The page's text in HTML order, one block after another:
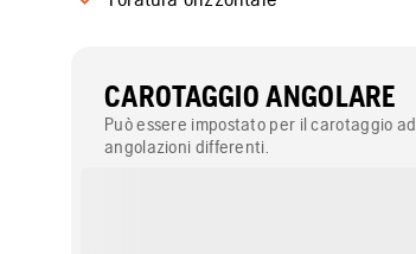
CAROTAGGIO ANGOLARE
Può essere impostato per il carotaggio ad
angolazioni differenti.